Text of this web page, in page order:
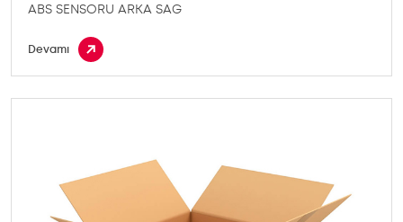
ABS SENSORU ARKA SAG
Devamı